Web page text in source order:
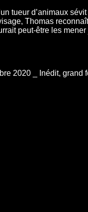
tueur d’animaux
Thomas
peut-être les mener
2020 _ Inédit, grand